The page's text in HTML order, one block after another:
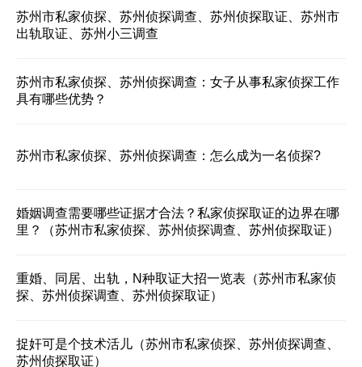
苏州市私家侦探、苏州侦探调查、苏州侦探取证、苏州市
出轨取证、苏州小三调查
苏州市私家侦探、苏州侦探调查：女子从事私家侦探工作
具有哪些优势？
苏州市私家侦探、苏州侦探调查：怎么成为一名侦探?
婚姻调查需要哪些证据才合法？私家侦探取证的边界在哪
里？（苏州市私家侦探、苏州侦探调查、苏州侦探取证）
重婚、同居、出轨，N种取证大招一览表（苏州市私家侦
探、苏州侦探调查、苏州侦探取证）
捉奸可是个技术活儿（苏州市私家侦探、苏州侦探调查、
苏州侦探取证）